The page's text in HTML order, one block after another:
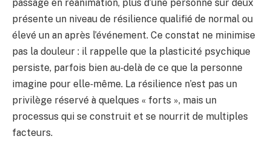
passage en réanimation, plus d’une personne sur deux
présente un niveau de résilience qualifié de normal ou
élevé un an après l’événement. Ce constat ne minimise
pas la douleur : il rappelle que la plasticité psychique
persiste, parfois bien au‑delà de ce que la personne
imagine pour elle‑même. La résilience n’est pas un
privilège réservé à quelques « forts », mais un
processus qui se construit et se nourrit de multiples
facteurs.